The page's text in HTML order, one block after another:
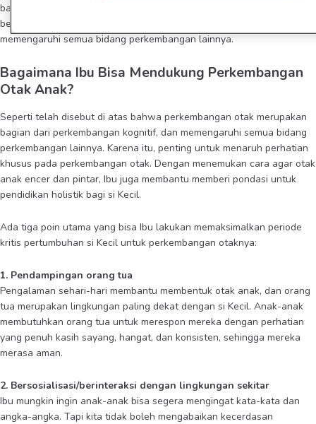
bagaimana kecerdasan anak tumbuh, dan mencakup keterampilan
berpikir, belajar, dan memecahkan masalah. Keterampilan ini
memengaruhi semua bidang perkembangan lainnya.
Bagaimana Ibu Bisa Mendukung Perkembangan
Otak Anak?
Seperti telah disebut di atas bahwa perkembangan otak merupakan
bagian dari perkembangan kognitif, dan memengaruhi semua bidang
perkembangan lainnya. Karena itu, penting untuk menaruh perhatian
khusus pada perkembangan otak. Dengan menemukan cara agar otak
anak encer dan pintar, Ibu juga membantu memberi pondasi untuk
pendidikan holistik bagi si Kecil.
Ada tiga poin utama yang bisa Ibu lakukan memaksimalkan periode
kritis pertumbuhan si Kecil untuk perkembangan otaknya:
1. Pendampingan orang tua
Pengalaman sehari-hari membantu membentuk otak anak, dan orang
tua merupakan lingkungan paling dekat dengan si Kecil. Anak-anak
membutuhkan orang tua untuk merespon mereka dengan perhatian
yang penuh kasih sayang, hangat, dan konsisten, sehingga mereka
merasa aman.
2. Bersosialisasi/berinteraksi dengan lingkungan sekitar
Ibu mungkin ingin anak-anak bisa segera mengingat kata-kata dan
angka-angka. Tapi kita tidak boleh mengabaikan kecerdasan